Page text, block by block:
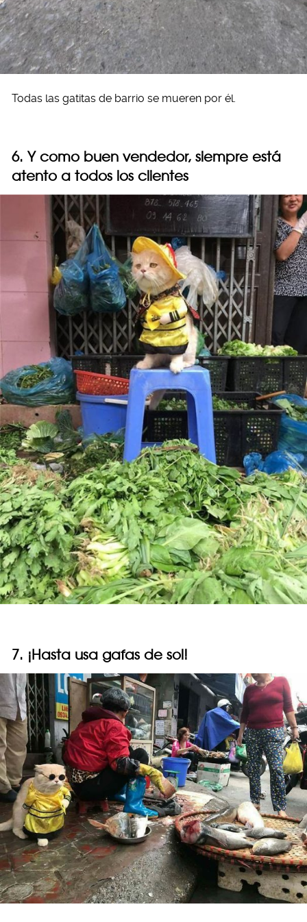
Todas las gatitas de barrio se mueren por él.
6. Y como buen vendedor, siempre está
atento a todos los clientes
7. ¡Hasta usa gafas de sol!